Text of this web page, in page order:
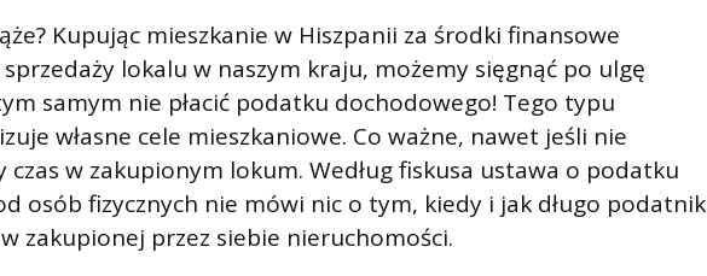
Kupując mieszkanie w Hiszpanii za środki finansowe
lokalu w naszym kraju, możemy sięgnąć po ulgę
samym nie płacić podatku dochodowego! Tego typu
własne cele mieszkaniowe. Co ważne, nawet jeśli nie
czas w zakupionym lokum. Według fiskusa ustawa o podatku
osób fizycznych nie mówi nic o tym, kiedy i jak długo podatnik
zakupionej przez siebie nieruchomości.